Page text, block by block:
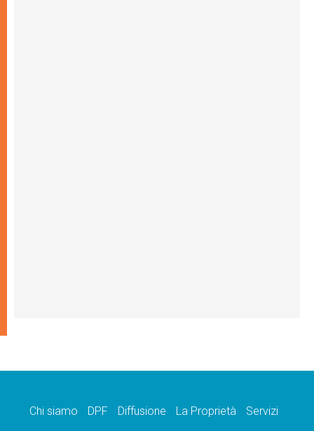
Chi siamo DPF Diffusione La Proprietà
Servizi